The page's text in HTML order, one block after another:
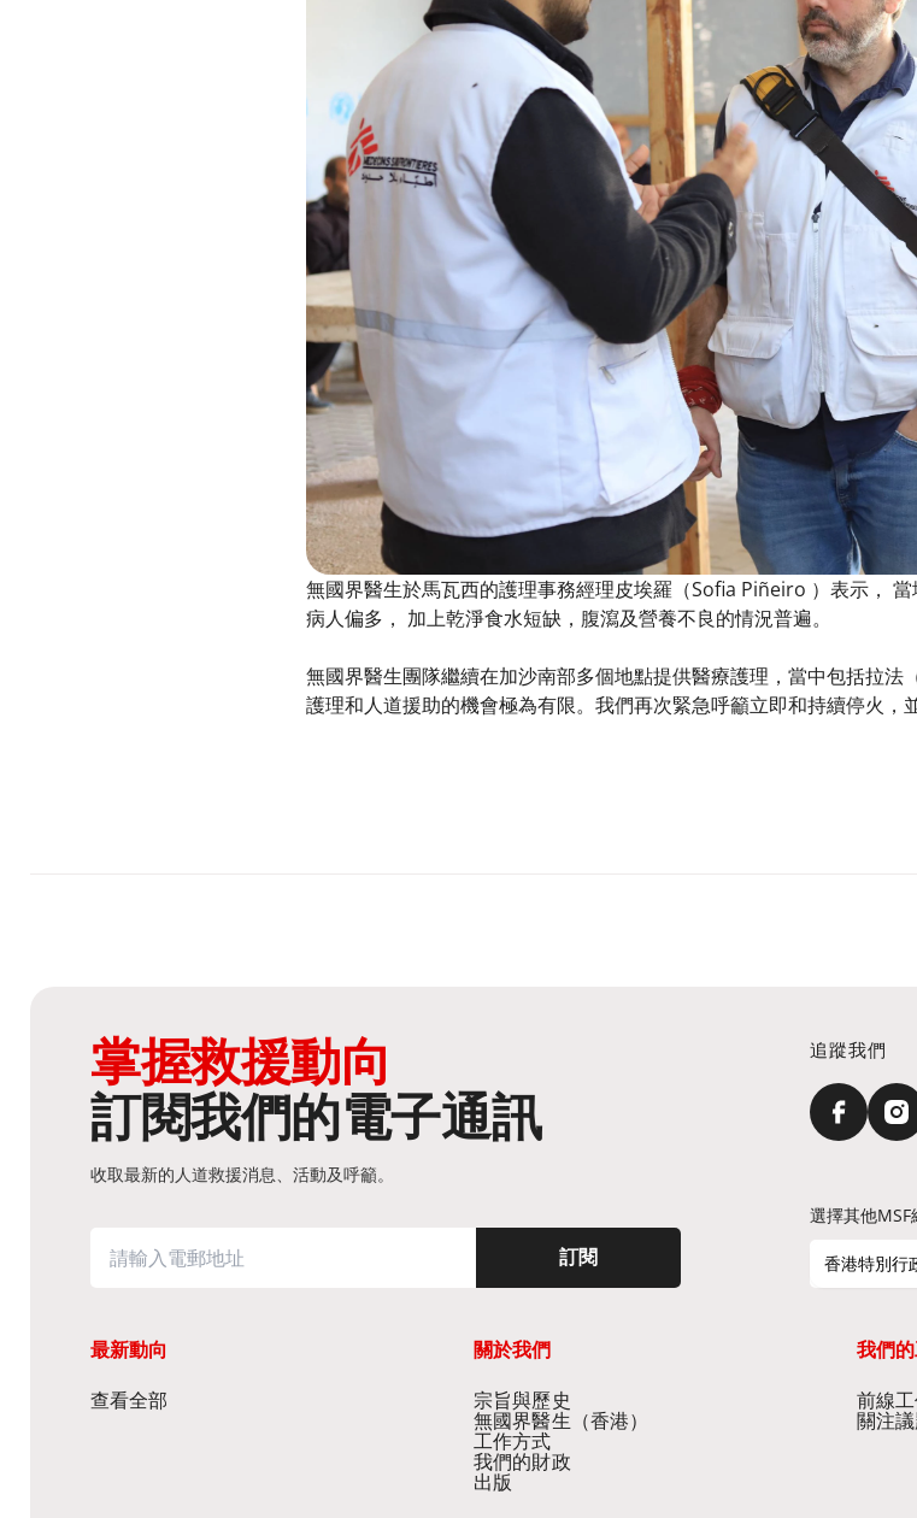
無國界醫生於馬瓦西的護理事務經理皮埃羅（Sofia Piñeiro ）表示，
病人偏多， 加上乾淨食水短缺，腹瀉及營養不良的情況普遍。​
無國界醫生團隊繼續在加沙南部多個地點提供醫療護理，當中包括拉
護理和人道援助的機會極為有限。我們再次緊急呼籲立即和持續停火，
掌握救援動向
訂閱我們的電子通訊
收取最新的人道救援消息、活動及呼籲。
訂閱
追蹤我們
選擇其他MSF
香港特別行
最新動向
查看全部
關於我們
宗旨與歷史​
無國界醫生（香港）​
工作方式
我們的財政
出版
我們
前線
關注